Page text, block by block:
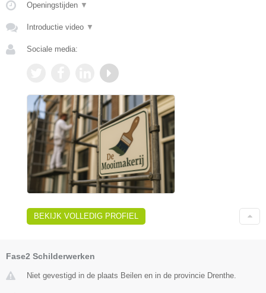
Openingstijden ▼
Introductie video ▼
Sociale media:
BEKIJK VOLLEDIG PROFIEL
Fase2 Schilderwerken
Niet gevestigd in de plaats Beilen en in de provincie Drenthe.